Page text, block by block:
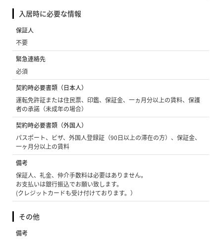
入居時に必要な情報
保証人
不要
緊急連絡先
必須
契約時必要書類（日本人）
運転免許証または住民票、印鑑、保証金、一ヵ月分以上の賃料、保護
者の承諾（未成年の場合）
契約時必要書類（外国人）
パスポート、ビザ、外国人登録証（90日以上の滞在の方）、保証金、
一ヶ月分以上の賃料
備考
保証人、礼金、仲介手数料は必要はありません。
お支払いは銀行振込でお願い致します。
(クレジットカードも受け付けております。）
その他
備考